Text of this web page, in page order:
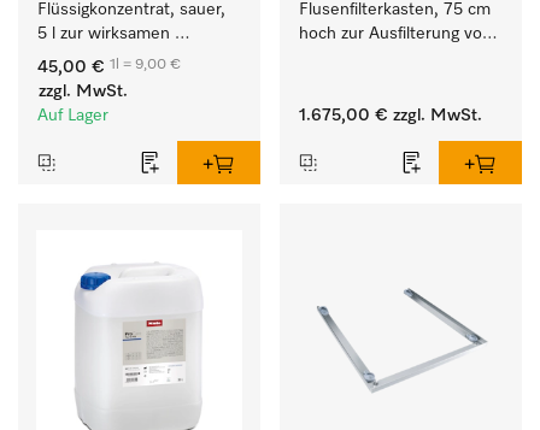
Flüssigkonzentrat, sauer,
5 l zur wirksamen
Entfernung von
hartnäckigen Flecken.
45,00 € 1l = 9,00 €
zzgl. MwSt.
Auf Lager
Flusenfilterkasten, 75 cm
hoch zur Ausfilterung von
1.675,00 € zzgl. MwSt.